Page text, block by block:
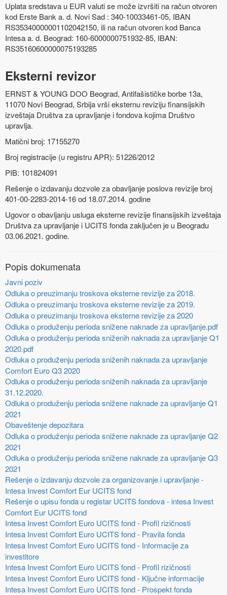
Uplata sredstava u EUR valuti se može izvršiti na račun otvoren
kod Erste Bank a. d. Novi Sad : 340-10033461-05, IBAN
RS35340000001102042150, ili na račun otvoren kod Banca
Intesa a. d. Beograd: 160-6000000751932-85, IBAN:
RS35160600000075193285
Eksterni revizor
ERNST & YOUNG DOO Beograd, Antifašističke borbe 13a,
11070 Novi Beograd, Srbija vrši eksternu reviziju finansijskih
izveštaja Društva za upravljanje i fondova kojima Društvo
upravlja.
Matični broj: 17155270
Broj registracije (u registru APR): 51226/2012
PIB: 101824091
Rešenje o izdavanju dozvole za obavljanje poslova revizije broj
401-00-2283-2014-16 od 18.07.2014. godine
Ugovor o obavljanju usluga eksterne revizije finansijskih izveštaja
Društva za upravljanje i UCITS fonda zaključen je u Beogradu
03.06.2021. godine.
Popis dokumenata
Javni poziv
Odluka o preuzimanju troskova eksterne revizije za 2018.
Odluka o preuzimanju troskova eksterne revizije za 2019.
Odluka o preuzimanju troskova eksterne revizije za 2020
Odluka o produženju perioda snižene naknade za upravljanje.pdf
Odluka o produženju perioda sniženih naknada za upravljanje Q1
2020.pdf
Odluka o produženju perioda sniženih naknada za upravljanje
Comfort Euro Q3 2020
Odluka o produženju perioda sniženih naknada za upravljanje
31.12.2020.
Odluka o produženju perioda snižene naknade za upravljanje Q1
2021
Obaveštenje depozitara
Odluka o produženju perioda snižene naknade za upravljanje Q2
2021
Odluka o produženju perioda snižene naknade za upravljanje Q3
2021
Rešenje o izdavanju dozvole za organizovanje i upravljanje -
Intesa Invest Comfort Eur UCITS fond
Rešenje o upisu fonda u registar UCITS fondova - intesa Invest
Comfort Eur UCITS fond
Intesa Invest Comfort Euro UCITS fond - Profil rizičnosti
Intesa Invest Comfort Euro UCITS fond - Pravila fonda
Intesa Invest Comfort Euro UCITS fond - Informacije za
investitore
Intesa Invest Comfort Euro UCITS fond - Profil rizičnosti
Intesa Invest Comfort Euro UCITS fond - Ključne informacije
Intesa Invest Comfort Euro UCITS fond - Prospekt fonda